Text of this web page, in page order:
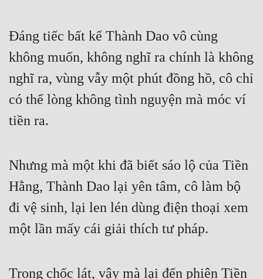
Đáng tiếc bất kể Thành Dao vô cùng
không muốn, không nghĩ ra chính là không
nghĩ ra, vùng vẫy một phút đồng hồ, cô chỉ
có thể lòng không tình nguyện mà móc ví
tiền ra.
Nhưng mà một khi đã biết sáo lộ của Tiền
Hằng, Thành Dao lại yên tâm, cô làm bộ
đi vệ sinh, lại len lén dùng điện thoại xem
một lần mấy cái giải thích tư pháp.
Trong chốc lát, vậy mà lại đến phiên Tiền